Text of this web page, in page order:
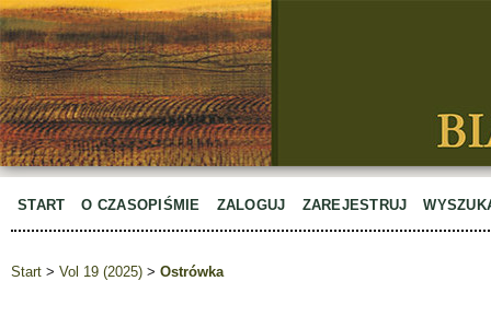
START O CZASOPIŚMIE ZALOGUJ ZAREJESTRUJ
Start > Vol 19 (2025) > Ostrówka